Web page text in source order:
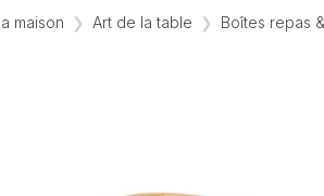
maison Art de la table Boîtes repas